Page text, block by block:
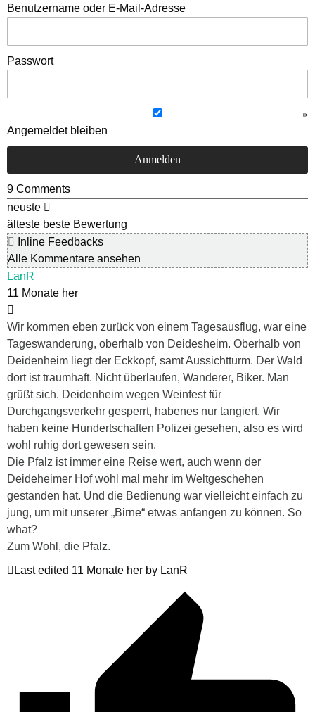
Benutzername oder E-Mail-Adresse
Passwort
Angemeldet bleiben
9 Comments
neuste
älteste beste Bewertung
Inline Feedbacks
Alle Kommentare ansehen
LanR
11 Monate her
Wir kommen eben zurück von einem Tagesausflug, war eine
Tageswanderung, oberhalb von Deidesheim. Oberhalb von
Deidenheim liegt der Eckkopf, samt Aussichtturm. Der Wald
dort ist traumhaft. Nicht überlaufen, Wanderer, Biker. Man
grüßt sich. Deidenheim wegen Weinfest für
Durchgangsverkehr gesperrt, habenes nur tangiert. Wir
haben keine Hundertschaften Polizei gesehen, also es wird
wohl ruhig dort gewesen sein.
Die Pfalz ist immer eine Reise wert, auch wenn der
Deideheimer Hof wohl mal mehr im Weltgeschehen
gestanden hat. Und die Bedienung war vielleicht einfach zu
jung, um mit unserer „Birne“ etwas anfangen zu können. So
what?
Zum Wohl, die Pfalz.
Last edited 11 Monate her by LanR